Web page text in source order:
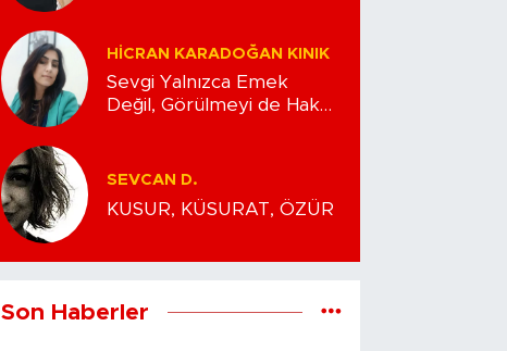
HICRAN KARADOĞAN KINIK
Sevgi Yalnızca Emek
Değil, Görülmeyi de Hak
SEVCAN D.
KUSUR, KÜSURAT, ÖZÜR
Son Haberler